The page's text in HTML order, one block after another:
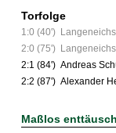
Torfolge
1:0 (40')
2:0 (75')
2:1 (84') Andreas
2:2 (87') Alexander
Maßlos